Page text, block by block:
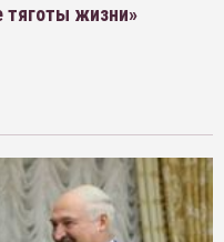
тяготы жизни»